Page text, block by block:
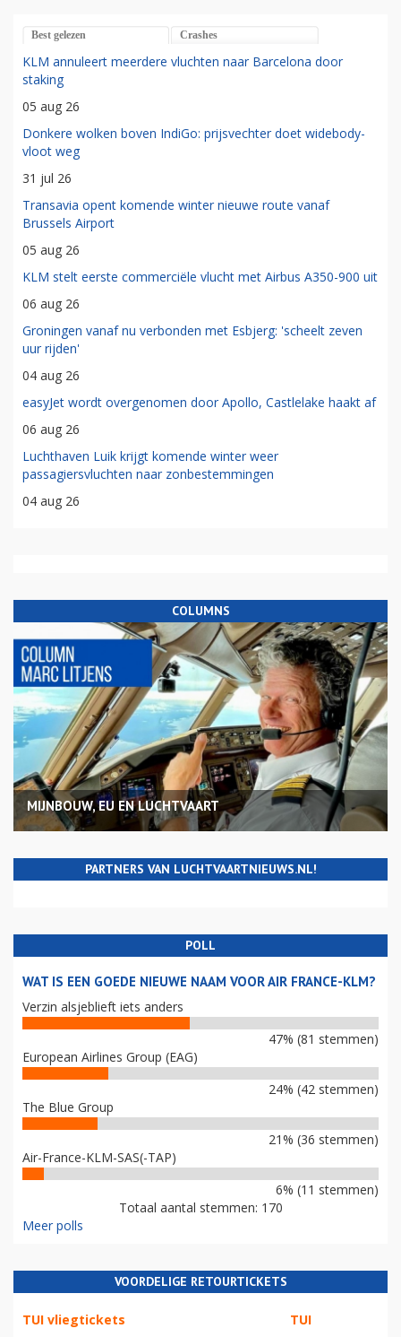
Best gelezen Crashes
KLM annuleert meerdere vluchten naar Barcelona door
staking
05 aug 26
Donkere wolken boven IndiGo: prijsvechter doet widebody-
vloot weg
31 jul 26
Transavia opent komende winter nieuwe route vanaf
Brussels Airport
05 aug 26
KLM stelt eerste commerciële vlucht met Airbus A350-900 uit
06 aug 26
Groningen vanaf nu verbonden met Esbjerg: 'scheelt zeven
uur rijden'
04 aug 26
easyJet wordt overgenomen door Apollo, Castlelake haakt af
06 aug 26
Luchthaven Luik krijgt komende winter weer
passagiersvluchten naar zonbestemmingen
04 aug 26
COLUMNS
MIJNBOUW, EU EN LUCHTVAART
PARTNERS VAN LUCHTVAARTNIEUWS.NL!
POLL
WAT IS EEN GOEDE NIEUWE NAAM VOOR AIR FRANCE-KLM?
Verzin alsjeblieft iets anders
47% (81 stemmen)
European Airlines Group (EAG)
24% (42 stemmen)
The Blue Group
21% (36 stemmen)
Air-France-KLM-SAS(-TAP)
6% (11 stemmen)
Totaal aantal stemmen: 170
Meer polls
VOORDELIGE RETOURTICKETS
TUI vliegtickets TUI